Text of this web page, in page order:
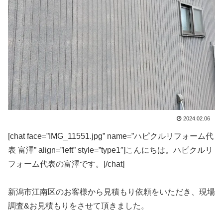
2024.02.06
[chat face=”IMG_11551.jpg” name=”ハピクルリフォーム代
表 富澤” align=”left” style=”type1″]こんにちは。ハピクルリ
フォーム代表の富澤です。[/chat]
新潟市江南区のお客様から見積もり依頼をいただき、現場
調査&お見積もりをさせて頂きました。